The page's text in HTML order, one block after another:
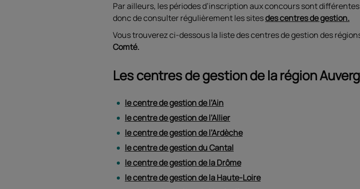
Par ailleurs, les périodes d’inscription aux concours sont
donc de consulter régulièrement les sitesdes centres de gestion.
Vous trouverez ci-dessous la liste des centres de gestion des
Comté.
Les centres de gestion de la région
le centre de gestion de l’Ain
le centre de gestion de l’Allier
le centre de gestion de l’Ardèche
le centre de gestion du Cantal
le centre de gestion de la Drôme
le centre de gestion de la Haute-Loire